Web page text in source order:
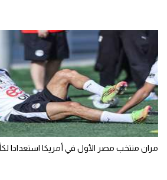
مران منتخب مصر الأول في أمريكا استعدادا